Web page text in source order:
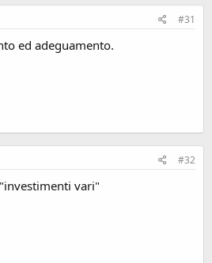
#31
ed adeguamento.
#32
vari"